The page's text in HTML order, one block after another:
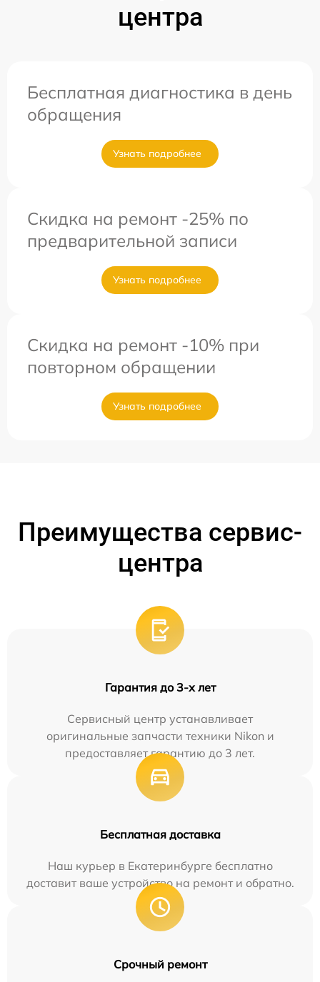
центра
Бесплатная диагностика в день
обращения
Узнать подробнее
Скидка на ремонт -25% по
предварительной записи
Узнать подробнее
Скидка на ремонт -10% при
повторном обращении
Узнать подробнее
Преимущества сервис-
центра
Гарантия до 3-х лет
Сервисный центр устанавливает
оригинальные запчасти техники Nikon и
предоставляет гарантию до 3 лет.
Бесплатная доставка
Наш курьер в Екатеринбурге бесплатно
доставит ваше устройство на ремонт и обратно.
Срочный ремонт